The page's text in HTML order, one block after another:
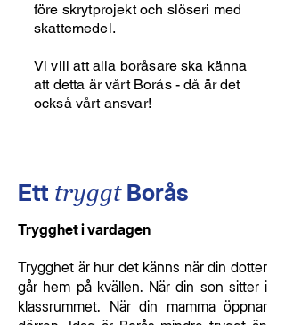
före skrytprojekt och slöseri med
skattemedel.
Vi vill att alla boråsare ska känna
att detta är vårt Borås - då är det
också vårt ansvar!
Ett tryggt Borås
Trygghet i vardagen
Trygghet är hur det känns när din dotter
går hem på kvällen. När din son sitter i
klassrummet. När din mamma öppnar